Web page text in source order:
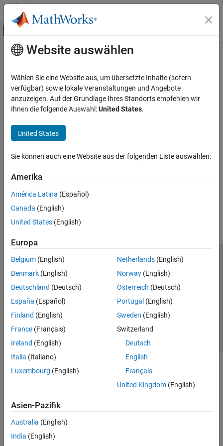
Weiter zum Inhalt
Umschaltung für Off-Canvas-
Startseite der Dokumentation
Hauptinhalt
How useful was this information?
Website auswählen
Wählen Sie eine Website aus, um übersetzte Inhalte (sofern
verfügbar) sowie lokale Veranstaltungen und Angebote
anzuzeigen. Auf der Grundlage Ihres Standorts empfehlen wir
Ihnen die folgende Auswahl:United States.
United States
Sie können auch eine Website aus der folgenden Liste auswählen:
Amerika
América Latina (Español)
Canada (English)
United States (English)
Europa
Belgium (English)
Denmark (English)
Deutschland (Deutsch)
España (Español)
Finland (English)
France (Français)
Ireland (English)
Italia (Italiano)
Luxembourg (English)
Netherlands(English)
Norway(English)
Österreich (Deutsch)
Portugal (English)
Sweden (English)
Switzerland
Deutsch
English
Français
United Kingdom(English)
Asien-Pazifik
Australia (English)
India (English)
Trust Center
Datenschutz-Richtlinien
Datendiebstahl verhindern
Status von Anwendungen
© 1994-2026 The MathWorks, Inc.
Website auswählen
Deutschland